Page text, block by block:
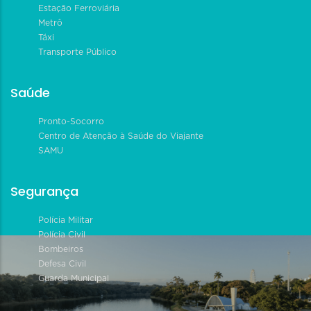
Estação Ferroviária
Metrô
Táxi
Transporte Público
Saúde
Pronto-Socorro
Centro de Atenção à Saúde do Viajante
SAMU
Segurança
Polícia Militar
Polícia Civil
Bombeiros
Defesa Civil
Guarda Municipal